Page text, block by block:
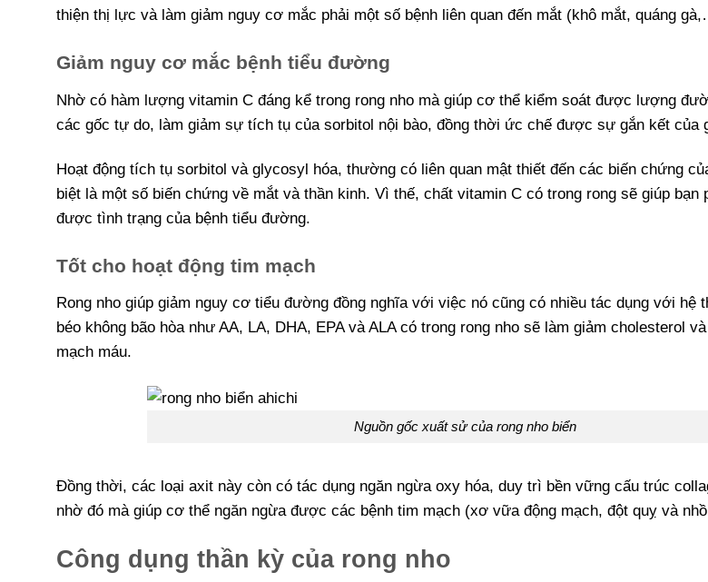
thiện thị lực và làm giảm nguy cơ mắc phải một số bệnh liên quan đến mắt (khô mắt, quáng
Giảm nguy cơ mắc bệnh tiểu đường
Nhờ có hàm lượng vitamin C đáng kể trong rong nho mà giúp cơ thể kiểm soát được lượng
các gốc tự do, làm giảm sự tích tụ của sorbitol nội bào, đồng thời ức chế được sự gắn kết của
Hoạt động tích tụ sorbitol và glycosyl hóa, thường có liên quan mật thiết đến các biến chứng
biệt là một số biến chứng về mắt và thần kinh. Vì thế, chất vitamin C có trong rong sẽ giúp bạn
được tình trạng của bệnh tiểu đường.
Tốt cho hoạt động tim mạch
Rong nho giúp giảm nguy cơ tiểu đường đồng nghĩa với việc nó cũng có nhiều tác dụng với hệ
béo không bão hòa như AA, LA, DHA, EPA và ALA có trong rong nho sẽ làm giảm cholesterol
mạch máu.
Nguồn gốc xuất sử của rong nho biển
Đồng thời, các loại axit này còn có tác dụng ngăn ngừa oxy hóa, duy trì bền vững cấu trúc
nhờ đó mà giúp cơ thể ngăn ngừa được các bệnh tim mạch (xơ vữa động mạch, đột quỵ và
Công dụng thần kỳ của rong nho